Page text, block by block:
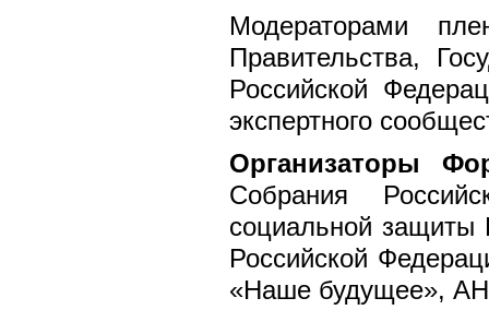
Модераторами
Правительства,
Российской
экспертного
Организаторы
Собрания
социальной защиты
Российской
«Наше будущее»,